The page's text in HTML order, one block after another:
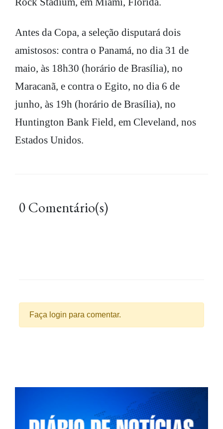
Antes da Copa, a seleção disputará dois
amistosos: contra o Panamá, no dia 31 de
maio, às 18h30 (horário de Brasília), no
Maracanã, e contra o Egito, no dia 6 de
junho, às 19h (horário de Brasília), no
Huntington Bank Field, em Cleveland, nos
Estados Unidos.
0 Comentário(s)
Faça login para comentar.